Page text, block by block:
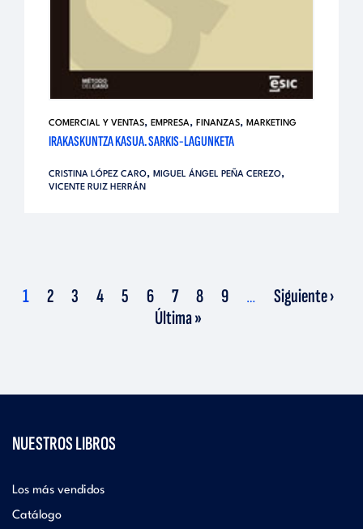
COMERCIAL Y VENTAS, EMPRESA, FINANZAS, MARKETING
IRAKASKUNTZA KASUA. SARKIS-LAGUNKETA
CRISTINA LÓPEZ CARO, MIGUEL ÁNGEL PEÑA CEREZO,
VICENTE RUIZ HERRÁN
Current
page
1 Page
2 Page
3 Page
4 Page
5 Page
6 Page
7 Page
8 Page
9 … Next
page
Siguiente ›
Última »
NUESTROS LIBROS
Los más vendidos
Catálogo